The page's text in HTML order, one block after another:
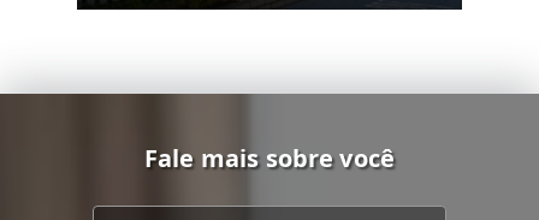
Fale mais sobre você